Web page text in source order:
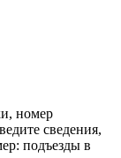
номер
сведения,
подъезды в